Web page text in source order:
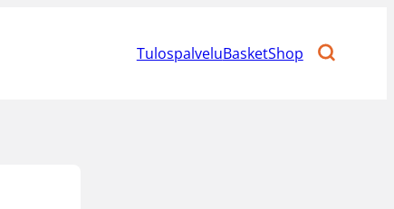
TulospalveluBasketShop